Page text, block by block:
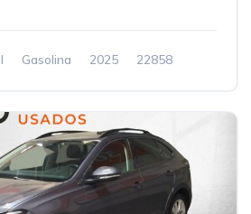
Gasolina 2025
22858